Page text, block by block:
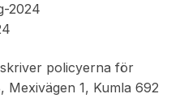
2024
policyerna för
1, Kumla 692